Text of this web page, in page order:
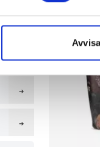
sociala medier och
till de sociala medier
med annan
Avvisa